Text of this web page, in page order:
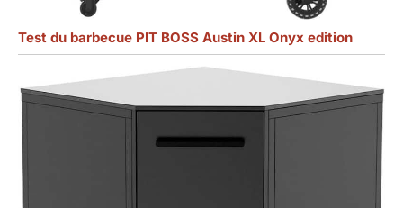
Test du barbecue PIT BOSS Austin XL Onyx edition